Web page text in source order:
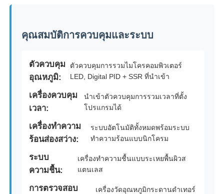
คุณสมบัติการควบคุมและระบบ
ตัวควบคุม
อุณหภูมิ:
ตัวควบคุมการรวมไมโครคอมพิวเตอร์
LED, Digital PID + SSR ที่นำเข้า
เครื่องควบคุม
เวลา:
นำเข้าตัวควบคุมการรวมเวลาที่ตั้ง
โปรแกรมได้
เครื่องทำความ
ร้อนส่องสว่าง:
ระบบอัตโนมัติทั้งหมดพร้อมระบบ
ทำความร้อนแบบนิกโครม
ระบบ
ความชื้น:
เครื่องทำความชื้นแบบระเหยพื้นผิวส
แตนเลส
การตรวจสอบ
เครื่องวัดอุณหภูมิกระดานดำเทอร์